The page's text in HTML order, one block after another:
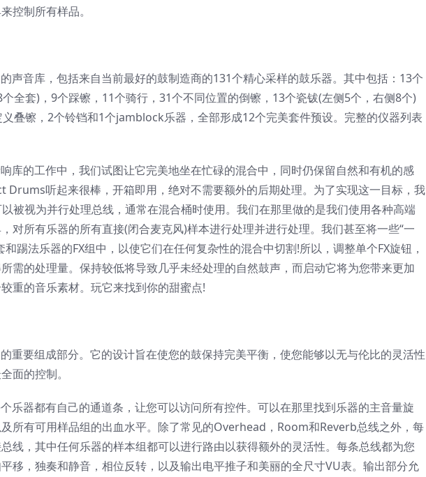
控制所有样品。
声音库，包括来自当前最好的鼓制造商的131个精心采样的鼓乐器。其中包括：13个
全套)，9个踩镲，11个骑行，31个不同位置的倒镲，13个瓷钹(左侧5个，右侧8个)
义叠镲，2个铃铛和1个jamblock乐器，全部形成12个完美套件预设。完整的仪器列表
库的工作中，我们试图让它完美地坐在忙碌的混合中，同时仍保留自然和有机的感
Drums听起来很棒，开箱即用，绝对不需要额外的后期处理。为了实现这一目标，我
被视为并行处理总线，通常在混合桶时使用。我们在那里做的是我们使用各种高端
对所有乐器的所有直接(闭合麦克风)样本进行处理并进行处理。我们甚至将一些“一
踢法乐器的FX组中，以使它们在任何复杂性的混合中切割!所以，调整单个FX旋钮，
需的处理量。保持较低将导致几乎未经处理的自然鼓声，而启动它将为您带来更加
重的音乐素材。玩它来找到你的甜蜜点!
重要组成部分。它的设计旨在使您的鼓保持完美平衡，使您能够以无与伦比的灵活性
面的控制。
乐器都有自己的通道条，让您可以访问所有控件。可以在那里找到乐器的主音量旋
所有可用样品组的出血水平。除了常见的Overhead，Room和Reverb总线之外，每
线，其中任何乐器的样本组都可以进行路由以获得额外的灵活性。每条总线都为您
移，独奏和静音，相位反转，以及输出电平推子和美丽的全尺寸VU表。输出部分允